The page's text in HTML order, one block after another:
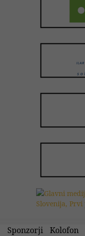
Sponzorji Kolofon